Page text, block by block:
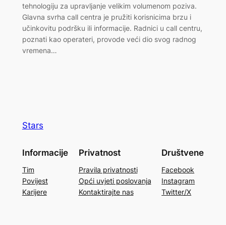
tehnologiju za upravljanje velikim volumenom poziva.
Glavna svrha call centra je pružiti korisnicima brzu i
učinkovitu podršku ili informacije. Radnici u call centru,
poznati kao operateri, provode veći dio svog radnog
vremena…
Stars
Informacije
Tim
Povijest
Karijere
Privatnost
Pravila privatnosti
Opći uvjeti poslovanja
Kontaktirajte nas
Društvene
Facebook
Instagram
Twitter/X